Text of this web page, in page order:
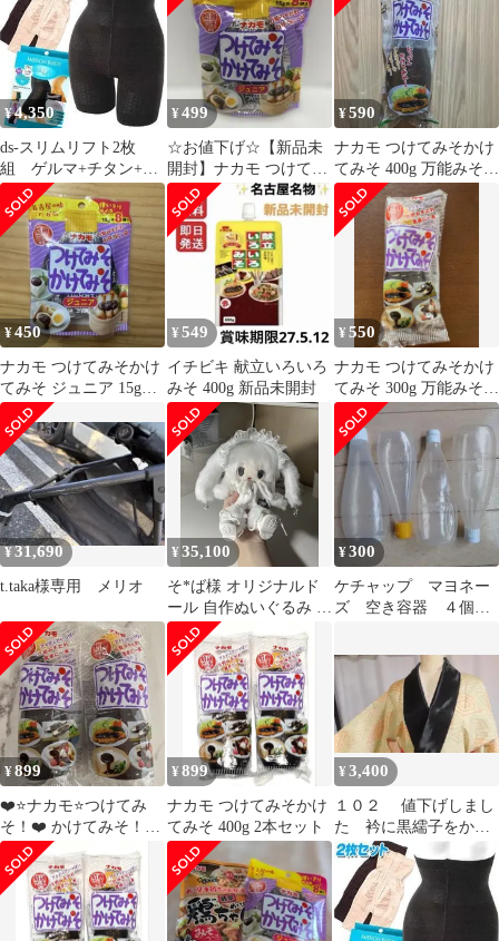
¥4,350
ds-スリムリフト2枚
組 ゲルマ+チタン+ナ
ノ銀 ブラック×ベージ
ュー M
¥499
☆お値下げ☆【新品未
開封】ナカモ つけてみ
そかけてみそ ジュニア
15g×8袋
¥590
ナカモ つけてみそかけ
てみそ 400g 万能みそだ
れ
¥450
ナカモ つけてみそかけ
てみそ ジュニア 15g×8
袋
¥ 549
イチビキ 献立いろいろ
みそ 400g 新品未開封
¥550
ナカモ つけてみそかけ
てみそ 300g 万能みそだ
れ
¥31,690
t.taka様専用 メリオ
¥35,100
そ*ば様 オリジナルド
ール 自作ぬいぐるみ ハ
ンドメイド サブカル
y2k
¥300
ケチャップ マヨネー
ズ 空き容器 ４個
¥899
❤️⭐️ナカモ⭐️つけてみ
そ！❤️ かけてみそ！❣️
２本セット
¥899
ナカモ つけてみそかけ
てみそ 400g 2本セット
¥3,400
１０２ 値下げしまし
た 衿に黒繻子をかけ
た大島の着物